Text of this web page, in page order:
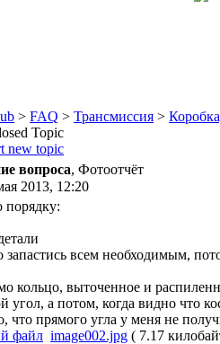
> FAQ > Трансмиссия >
вопроса, Фотоотчёт
2013, 12:20
порядку:
запастись всем необходимым,
кольцо, выточенное и
угол, а потом, когда видно что
что прямого угла у меня не
image002.jpg ( 7.17